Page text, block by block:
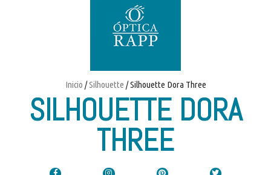
Inicio /Silhouette / Silhouette Dora Three
SILHOUETTE DORA
THREE